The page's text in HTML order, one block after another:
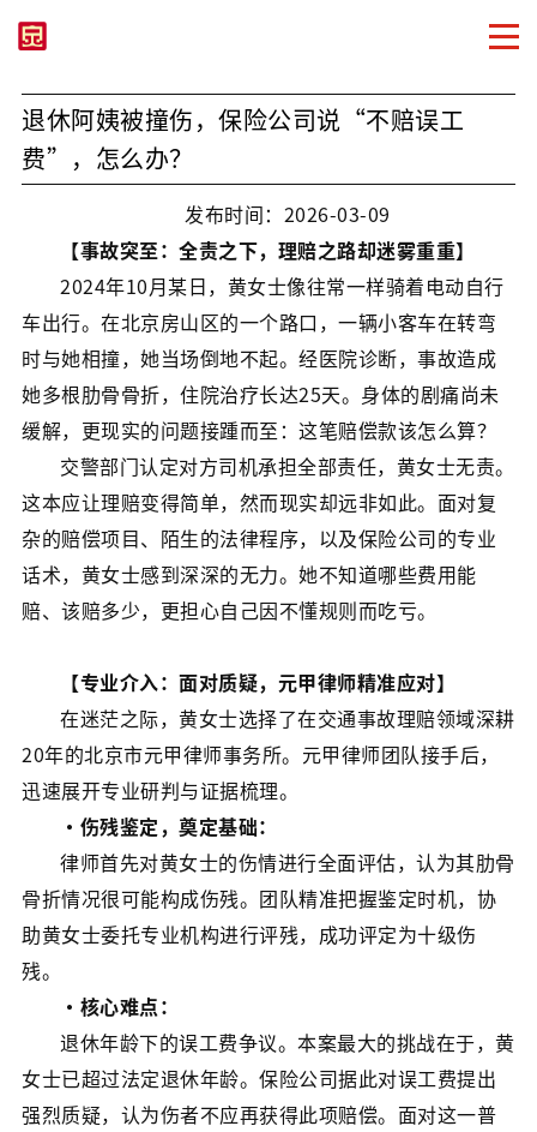
退休阿姨被撞伤，保险公司说“不赔误工
费”，怎么办？
发布时间：2026-03-09
【事故突至：全责之下，理赔之路却迷雾重重】
2024年10月某日，黄女士像往常一样骑着电动自行
车出行。在北京房山区的一个路口，一辆小客车在转弯
时与她相撞，她当场倒地不起。经医院诊断，事故造成
她多根肋骨骨折，住院治疗长达25天。身体的剧痛尚未
缓解，更现实的问题接踵而至：这笔赔偿款该怎么算？
交警部门认定对方司机承担全部责任，黄女士无责。
这本应让理赔变得简单，然而现实却远非如此。面对复
杂的赔偿项目、陌生的法律程序，以及保险公司的专业
话术，黄女士感到深深的无力。她不知道哪些费用能
赔、该赔多少，更担心自己因不懂规则而吃亏。
【专业介入：面对质疑，元甲律师精准应对】
在迷茫之际，黄女士选择了在交通事故理赔领域深耕
20年的北京市元甲律师事务所。元甲律师团队接手后，
迅速展开专业研判与证据梳理。
·伤残鉴定，奠定基础：
律师首先对黄女士的伤情进行全面评估，认为其肋骨
骨折情况很可能构成伤残。团队精准把握鉴定时机，协
助黄女士委托专业机构进行评残，成功评定为十级伤
残。
·核心难点：
退休年龄下的误工费争议。本案最大的挑战在于，黄
女士已超过法定退休年龄。保险公司据此对误工费提出
强烈质疑，认为伤者不应再获得此项赔偿。面对这一普